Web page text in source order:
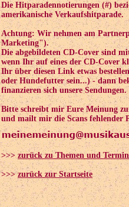
Die Hitparadennotierungen (#)
amerikanische Verkaufshitparade.
Achtung: Wir nehmen am
Marketing").
Die abgebildeten CD-Cover sind
wenn Ihr auf eines der CD-Cover
Ihr über diesen Link etwas
oder Hundefutter sein...) - dann
finanzieren sich unsere
Bitte schreibt mir Eure Meinung
und mailt mir die Scans fehlender
>>> zurück zu Themen und
>>>zurück zur Startseite